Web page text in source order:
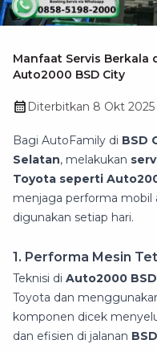
Manfaat Servis Berkala
Auto2000 BSD City
Diterbitkan 8 Okt 2025
Bagi AutoFamily di BSD
Selatan, melakukan
Toyota seperti
menjaga performa
digunakan setiap hari.
1. Performa Mesin
Teknisi di Auto2000
Toyota dan
komponen dicek
dan efisien di jalanan